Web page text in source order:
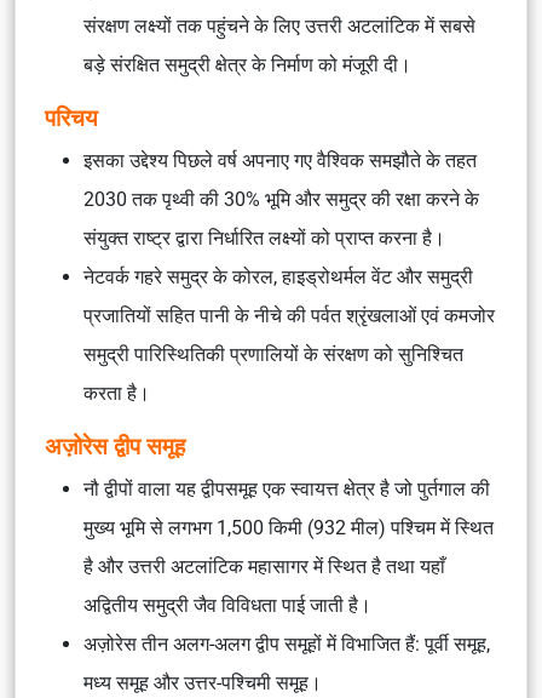
संरक्षण लक्ष्यों तक पहुंचने के लिए उत्तरी अटलांटिक में सबसे
बड़े संरक्षित समुद्री क्षेत्र के निर्माण को मंजूरी दी।
परिचय
इसका उद्देश्य पिछले वर्ष अपनाए गए वैश्विक समझौते के तहत
2030 तक पृथ्वी की 30% भूमि और समुद्र की रक्षा करने के
संयुक्त राष्ट्र द्वारा निर्धारित लक्ष्यों को प्राप्त करना है।
नेटवर्क गहरे समुद्र के कोरल, हाइड्रोथर्मल वेंट और समुद्री
प्रजातियों सहित पानी के नीचे की पर्वत श्रृंखलाओं एवं कमजोर
समुद्री पारिस्थितिकी प्रणालियों के संरक्षण को सुनिश्चित
करता है।
अज़ोरेस द्वीप समूह
नौ द्वीपों वाला यह द्वीपसमूह एक स्वायत्त क्षेत्र है जो पुर्तगाल की
मुख्य भूमि से लगभग 1,500 किमी (932 मील) पश्चिम में स्थित
है और उत्तरी अटलांटिक महासागर में स्थित है तथा यहाँ
अद्वितीय समुद्री जैव विविधता पाई जाती है।
अज़ोरेस तीन अलग-अलग द्वीप समूहों में विभाजित हैं: पूर्वी समूह,
मध्य समूह और उत्तर-पश्चिमी समूह।